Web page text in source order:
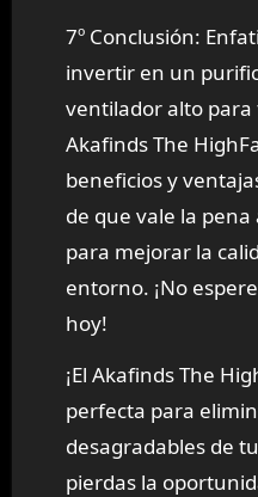
7º Conclusión:
invertir en un
ventilador alto para
Akafinds The
beneficios y
de que vale la
para mejorar la
entorno. ¡No
hoy!
¡El Akafinds The
perfecta para
desagradables de
pierdas la